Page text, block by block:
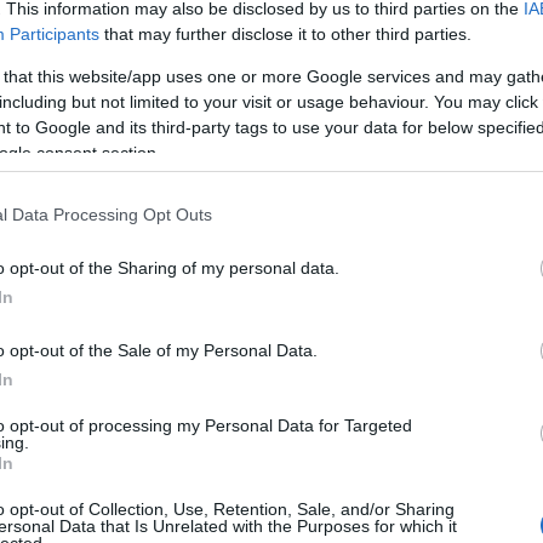
This information may also be disclosed by us to third parties on the
Participants that may further disclose it to other third parties.
that this website/app uses one or more Google services and may
but not limited to your visit or usage behaviour. You may
to Google and its third-party tags to use your data for below
consent section.
Data Processing Opt Outs
opt-out of the Sharing of my personal data.
opt-out of the Sale of my Personal Data.
opt-out of processing my Personal Data for Targeted
opt-out of Collection, Use, Retention, Sale, and/or Sharing
Data that Is Unrelated with the Purposes for which it
1968